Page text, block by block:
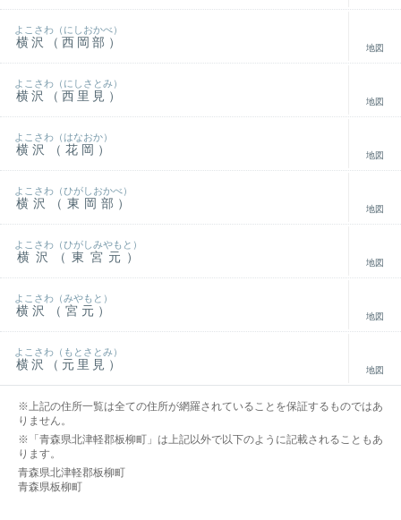
横沢（西岡部）
よこさわ（にしおかべ）
地図
横沢（西里見）
よこさわ（にしさとみ）
地図
横沢（花岡）
よこさわ（はなおか）
地図
横沢（東岡部）
よこさわ（ひがしおかべ）
地図
横沢（東宮元）
よこさわ（ひがしみやもと）
地図
横沢（宮元）
よこさわ（みやもと）
地図
横沢（元里見）
よこさわ（もとさとみ）
地図
※上記の住所一覧は全ての住所が網羅されていることを保証するものではあ
りません。
※「青森県北津軽郡板柳町」は上記以外で以下のように記載されることもあ
ります。
青森県北津軽郡板柳町
青森県板柳町